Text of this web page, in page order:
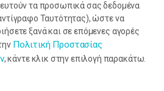
τα προσωπικά σας δεδομένα
Ταυτότητας), ώστε να
ξανά και σε επόμενες αγορές
Πολιτική Προστασίας
, κάντε κλικ στην επιλογή παρακάτω.